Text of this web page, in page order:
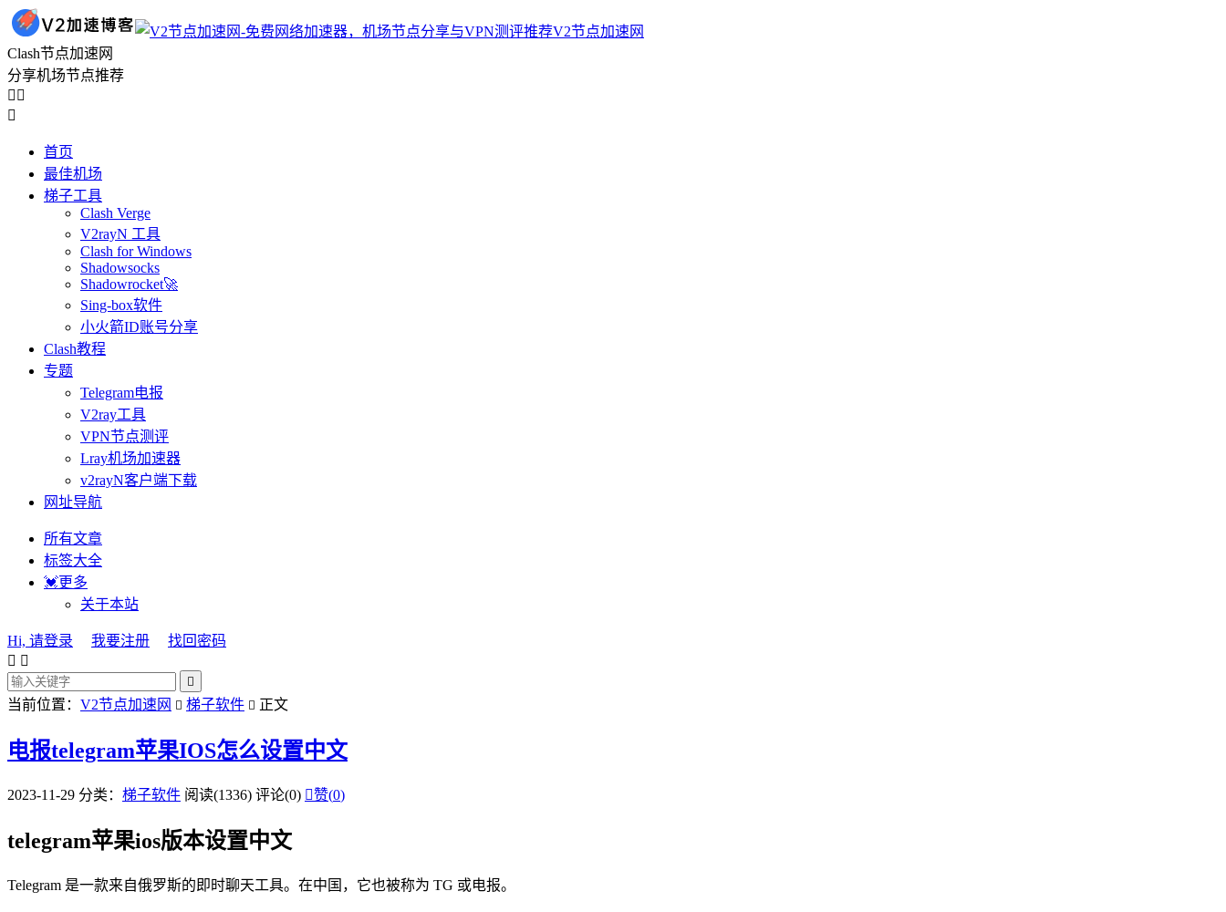
V2节点加速网
Clash节点加速网
分享机场节点推荐
 

首页
最佳机场
梯子工具
Clash Verge
V2rayN 工具
Clash for Windows
Shadowsocks
Shadowrocket🚀
Sing-box软件
小火箭ID账号分享
Clash教程
专题
Telegram电报
V2ray工具
VPN节点测评
Lray机场加速器
v2rayN客户端下载
网址导航
所有文章
标签大全
💓更多
关于本站
Hi, 请登录 我要注册
找回密码
 

当前位置： V2节点加速网  梯子软件  正文
电报telegram苹果IOS怎么设置中文
2023-11-29 分类： 梯子软件 阅读(1336) 评论(0) 赞(0)
telegram苹果ios版本设置中文
Telegram 是一款来自俄罗斯的即时聊天工具。在中国，它也被称为 TG 或电报。